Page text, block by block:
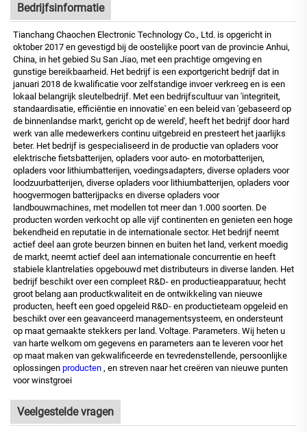
Bedrijfsinformatie
Tianchang Chaochen Electronic Technology Co., Ltd. is opgericht in
oktober 2017 en gevestigd bij de oostelijke poort van de provincie Anhui,
China, in het gebied Su San Jiao, met een prachtige omgeving en
gunstige bereikbaarheid. Het bedrijf is een exportgericht bedrijf dat in
januari 2018 de kwalificatie voor zelfstandige invoer verkreeg en is een
lokaal belangrijk sleutelbedrijf. Met een bedrijfscultuur van 'integriteit,
standaardisatie, efficiëntie en innovatie' en een beleid van 'gebaseerd op
de binnenlandse markt, gericht op de wereld', heeft het bedrijf door hard
werk van alle medewerkers continu uitgebreid en presteert het jaarlijks
beter. Het bedrijf is gespecialiseerd in de productie van opladers voor
elektrische fietsbatterijen, opladers voor auto- en motorbatterijen,
opladers voor lithiumbatterijen, voedingsadapters, diverse opladers voor
loodzuurbatterijen, diverse opladers voor lithiumbatterijen, opladers voor
hoogvermogen batterijpacks en diverse opladers voor
landbouwmachines, met modellen tot meer dan 1.000 soorten. De
producten worden verkocht op alle vijf continenten en genieten een hoge
bekendheid en reputatie in de internationale sector. Het bedrijf neemt
actief deel aan grote beurzen binnen en buiten het land, verkent moedig
de markt, neemt actief deel aan internationale concurrentie en heeft
stabiele klantrelaties opgebouwd met distributeurs in diverse landen. Het
bedrijf beschikt over een compleet R&D- en productieapparatuur, hecht
groot belang aan productkwaliteit en de ontwikkeling van nieuwe
producten, heeft een goed opgeleid R&D- en productieteam opgeleid en
beschikt over een geavanceerd managementsysteem, en ondersteunt
op maat gemaakte stekkers per land. Voltage. Parameters. Wij heten u
van harte welkom om gegevens en parameters aan te leveren voor het
op maat maken van gekwalificeerde en tevredenstellende, persoonlijke
oplossingen producten , en streven naar het creëren van nieuwe punten
voor winstgroei
Veelgestelde vragen